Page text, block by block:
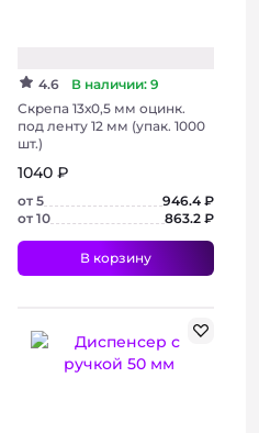
4.6
В наличии: 9
Скрепа 13х0,5 мм оцинк.
под ленту 12 мм (упак. 1000
шт.)
1040 ₽
от 5
946.4 ₽
от 10
863.2 ₽
В корзину